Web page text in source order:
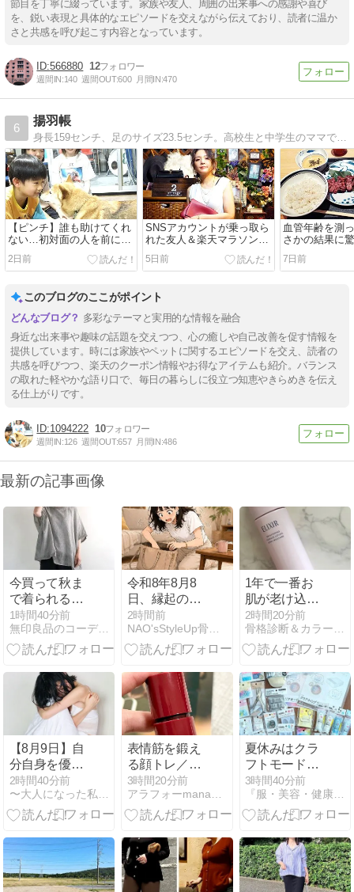
節目を丁寧に綴っています。家族や友人、周囲の出来事への感謝や喜び
を、鋭い表現と具体的なエピソードを交えながら伝えており、読者に温か
さと共感を呼び起こす内容となっています。
566880 12
週間IN:140 週間OUT:600 月間IN:470
6
揚羽帳
身長159センチ、足のサイズ23.5センチ。高校生と中学生のママです（*＾＾*）♪楽天ショッピングやプチプラコーデの着画メイン。
【ピンチ】誰も助けてくれ
ない…初対面の人を前にフ
リーズして動けなくなる柴
犬マメ&楽天マラソンお得
2日前
SNSアカウントが乗っ取ら
れた友人＆楽天マラソン開
始2時間限定50％オフクー
ポンが使えるショップをピ
5日前
血管年齢を測
さかの結果に
お得なクーポ
イテム
7日前
このブログのここがポイント
多彩なテーマと実用的な情報を融合
身近な出来事や趣味の話題を交えつつ、心の癒しや自己改善を促す情報を
提供しています。時には家族やペットに関するエピソードを交え、読者の
共感を呼びつつ、楽天のクーポン情報やお得なアイテムも紹介。バランス
の取れた軽やかな語り口で、毎日の暮らしに役立つ知恵やきらめきを伝え
る仕上がりです。
1094222 10
週間IN:126 週間OUT:657 月間IN:486
最新の記事画像
今買って秋ま
で着られる！
妻156cmが毎
年着ている
「大人の無敵
1時間40分前
無印良品のコーデネートパトロール
令和8年8月8
日、縁起のい
い日に私は大
事なものなく
しました
2時間前
NAO'sStyleUp骨格診断で選ぶＭＩＸファッション
1年で一番お
肌が老け込む
季節を迎える
前に
2時間20分前
骨格診断＆カラー診断で「似合う」を見つけるスタイリスト
【8月9日】自
分自身を優し
く抱きしめる
「セルフハ
グ」で精神的
2時間40分前
〜大人になった私たちの定番と習慣〜
表情筋を鍛え
る顔トレ／小
粒バロックネ
ックレス
3時間20分前
アラフォーmanaのプチプラコーディネート
夏休みはクラ
フトモード。
お買い物マラ
ソンで大慌て
でポチした話
3時間40分前
『服・美容・健康』プチプラ×アラフォー今を楽しむ♪